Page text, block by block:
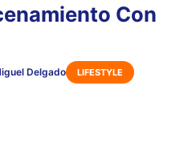
Con
Delgado LIFESTYLE